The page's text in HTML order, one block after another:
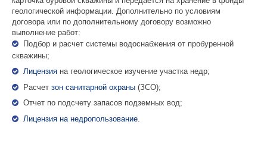
геологической информации. Дополнительно по условиям
договора или по дополнительному договору возможно
выполнение работ:
Подбор и расчет системы водоснабжения от пробуренной
скважины;
Лицензия на геологическое изучение участка недр;
Расчет зон санитарной охраны (ЗСО);
Отчет по подсчету запасов подземных вод;
Лицензия на недропользование